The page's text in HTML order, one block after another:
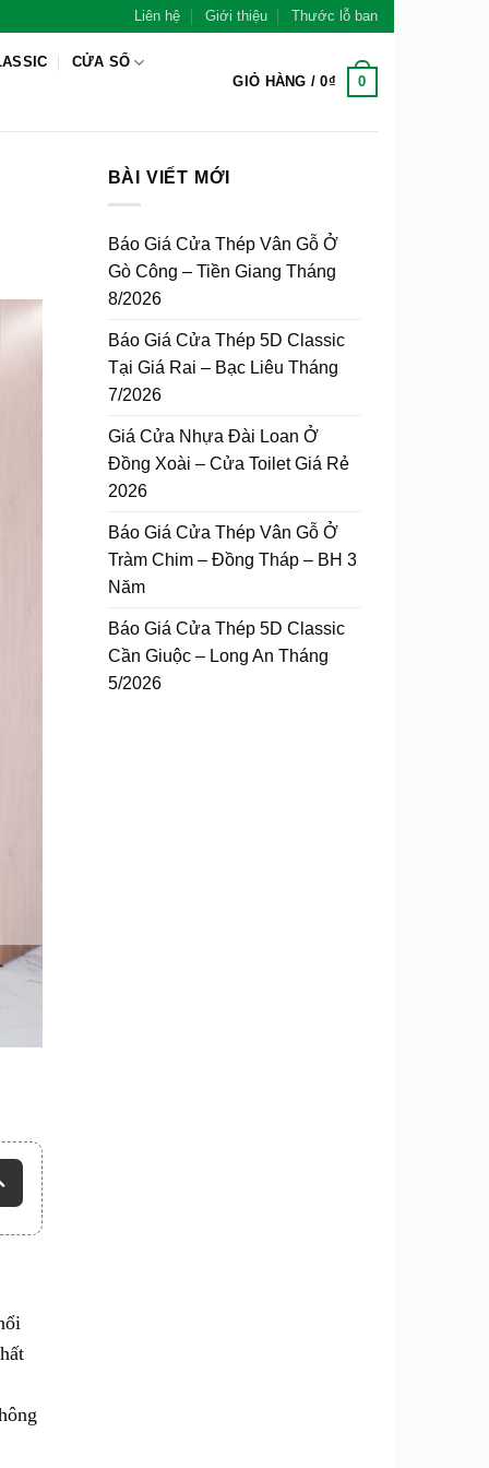
Liên hệ Giới thiệu Thước lỗ ban
CỬA SỔ
GIỎ HÀNG /0₫ 0
BÀI VIẾT MỚI
Báo Giá Cửa Thép Vân Gỗ Ở
Gò Công – Tiền Giang Tháng
8/2026
Báo Giá Cửa Thép 5D Classic
Tại Giá Rai – Bạc Liêu Tháng
7/2026
Giá Cửa Nhựa Đài Loan Ở
Đồng Xoài – Cửa Toilet Giá Rẻ
2026
Báo Giá Cửa Thép Vân Gỗ Ở
Tràm Chim – Đồng Tháp – BH 3
Năm
Báo Giá Cửa Thép 5D Classic
Cần Giuộc – Long An Tháng
5/2026